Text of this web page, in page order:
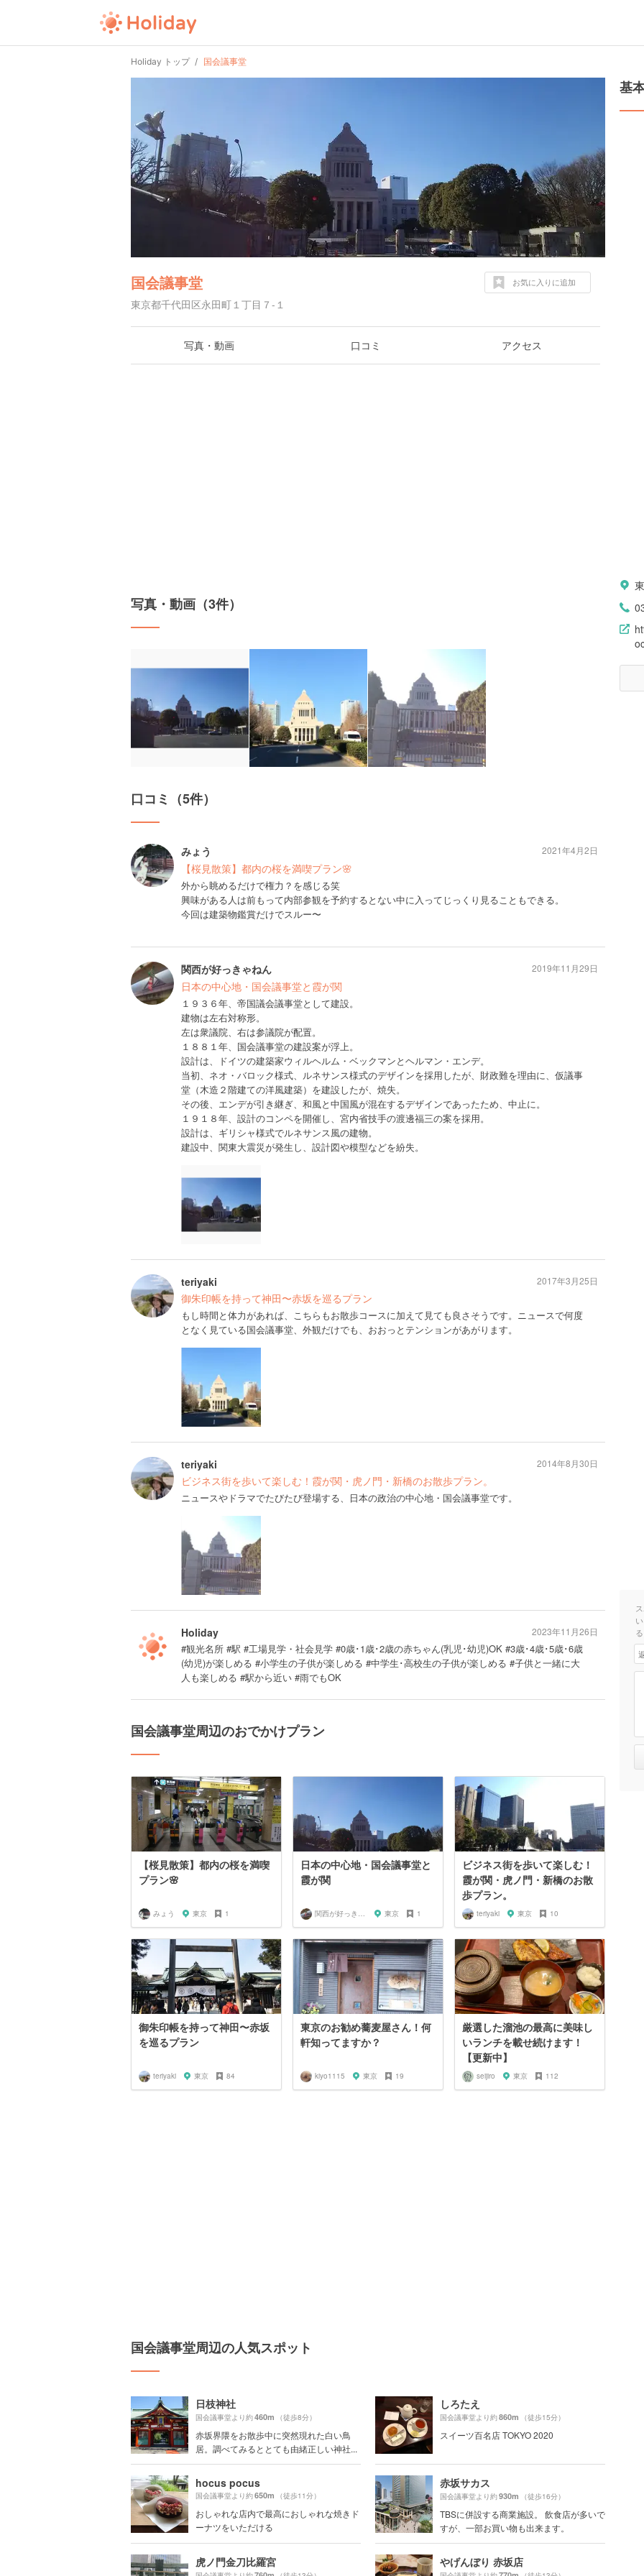
Holiday トップ 国会議事堂
国会議事堂
東京都千代田区永田町１丁目７-１
お気に入りに追加
写真・動画 口コミ アクセス
写真・動画（3件）
口コミ（5件）
みょう
【桜見散策】都内の桜を満喫プラン🌸
外から眺めるだけで権力？を感じる笑
興味がある人は前もって内部参観を予約するとない中に入ってじっくり見ることもできる。
今回は建築物鑑賞だけでスルー〜
2021年4月2日
関西が好っきゃねん
日本の中心地・国会議事堂と霞が関
１９３６年、帝国議会議事堂として建設。
建物は左右対称形。
左は衆議院、右は参議院が配置。
１８８１年、国会議事堂の建設案が浮上。
設計は、ドイツの建築家ウィルヘルム・ベックマンとヘルマン・エンデ。
当初、ネオ・バロック様式、ルネサンス様式のデザインを採用したが、財政難を理由に、仮議事
堂（木造２階建ての洋風建築）を建設したが、焼失。
その後、エンデが引き継ぎ、和風と中国風が混在するデザインであったため、中止に。
１９１８年、設計のコンペを開催し、宮内省技手の渡邊福三の案を採用。
設計は、ギリシャ様式でルネサンス風の建物。
建設中、関東大震災が発生し、設計図や模型などを紛失。
2019年11月29日
teriyaki
御朱印帳を持って神田〜赤坂を巡るプラン
もし時間と体力があれば、こちらもお散歩コースに加えて見ても良さそうです。ニュースで何度
となく見ている国会議事堂、外観だけでも、おおっとテンションがあがります。
2017年3月25日
teriyaki
ビジネス街を歩いて楽しむ！霞が関・虎ノ門・新橋のお散歩プラン。
ニュースやドラマでたびたび登場する、日本の政治の中心地・国会議事堂です。
2014年8月30日
Holiday
#観光名所 #駅 #工場見学・社会見学 #0歳･1歳･2歳の赤ちゃん(乳児･幼児)OK #3歳･4歳･5歳･6歳
(幼児)が楽しめる #小学生の子供が楽しめる #中学生･高校生の子供が楽しめる #子供と一緒に大
人も楽しめる #駅から近い #雨でもOK
2023年11月26日
国会議事堂周辺のおでかけプラン
【桜見散策】都内の桜を満喫
プラン🌸
みょう 東京 1
日本の中心地・国会議事堂と
霞が関
関西が好っきゃねん 東京 1
ビジネス街を歩いて楽しむ！
霞が関・虎ノ門・新橋のお散
歩プラン。
teriyaki 東京 10
御朱印帳を持って神田〜赤坂
を巡るプラン
teriyaki 東京 84
東京のお勧め蕎麦屋さん！何
軒知ってますか？
kiyo1115 東京 19
厳選した溜池の最高に美味し
いランチを載せ続けます！
【更新中】
seijiro 東京 112
国会議事堂周辺の人気スポット
日枝神社
国会議事堂より約460m （徒歩8分）
赤坂界隈をお散歩中に突然現れた白い鳥
居。調べてみるととても由緒正しい神社...
しろたえ
国会議事堂より約860m （徒歩15分）
スイーツ百名店 TOKYO 2020
hocus pocus
国会議事堂より約650m （徒歩11分）
おしゃれな店内で最高におしゃれな焼きド
ーナツをいただける
赤坂サカス
国会議事堂より約930m （徒歩16分）
TBSに併設する商業施設。 飲食店が多いで
すが、一部お買い物も出来ます。
虎ノ門金刀比羅宮 やげんぼり 赤坂店
基